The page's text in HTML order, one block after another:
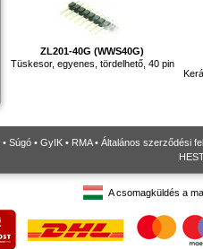
ZL201-40G (WWS40G)
Tüskesor, egyenes, tördelhető, 40 pin
• Súgó • GyIK • RMA• Általános szerződési
A csomagküldés a